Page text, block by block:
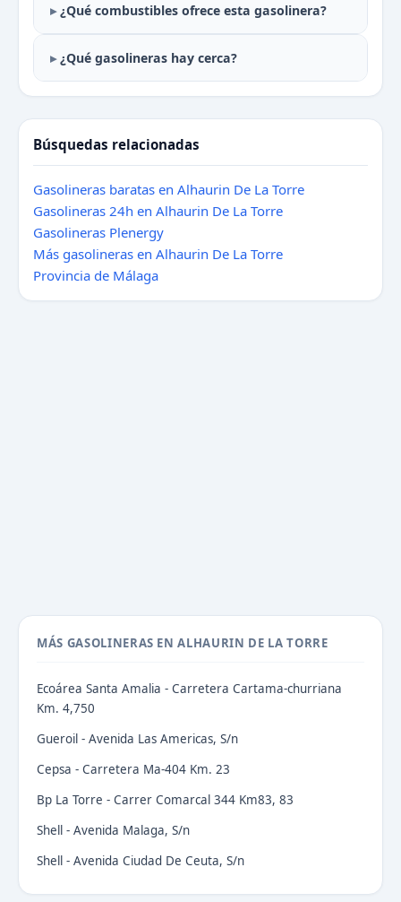
¿Qué combustibles ofrece esta gasolinera?
¿Qué gasolineras hay cerca?
Búsquedas relacionadas
Gasolineras baratas en Alhaurin De La Torre
Gasolineras 24h en Alhaurin De La Torre
Gasolineras Plenergy
Más gasolineras en Alhaurin De La Torre
Provincia de Málaga
MÁS GASOLINERAS EN ALHAURIN DE LA TORRE
Ecoárea Santa Amalia - Carretera Cartama-churriana
Km. 4,750
Gueroil - Avenida Las Americas, S/n
Cepsa - Carretera Ma-404 Km. 23
Bp La Torre - Carrer Comarcal 344 Km83, 83
Shell - Avenida Malaga, S/n
Shell - Avenida Ciudad De Ceuta, S/n